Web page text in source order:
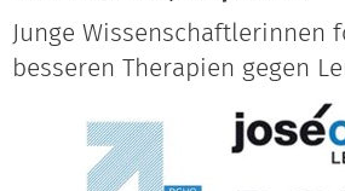
Junge Wissenschaftlerinnen
besseren Therapien gegen